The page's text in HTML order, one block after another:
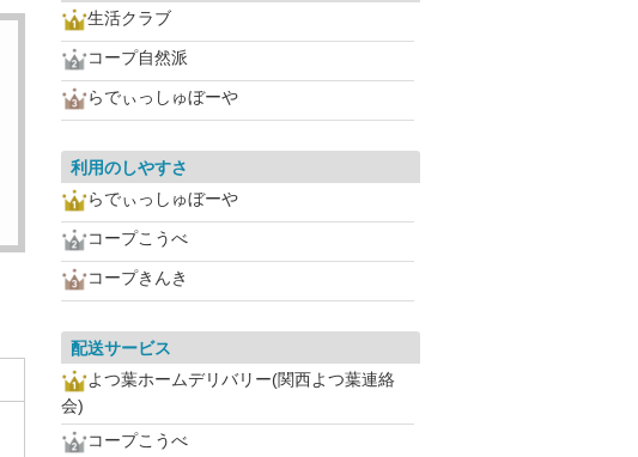
生活クラブ
コープ自然派
らでぃっしゅぼーや
利用のしやすさ
らでぃっしゅぼーや
コープこうべ
コープきんき
配送サービス
よつ葉ホームデリバリー(関西よつ葉連絡
会)
コープこうべ